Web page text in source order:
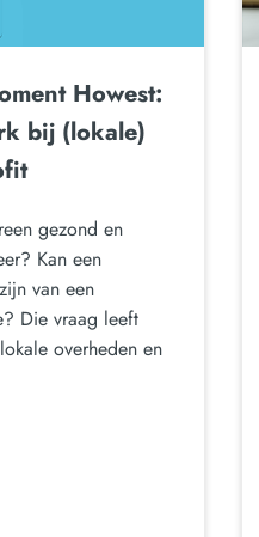
Howest:
bij (lokale)
gezond en
Kan een
van een
Die vraag leeft
overheden en